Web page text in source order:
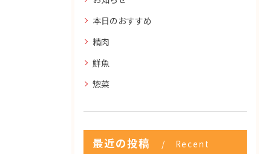
本日のおすすめ
精肉
鮮魚
惣菜
最近の投稿
Recent